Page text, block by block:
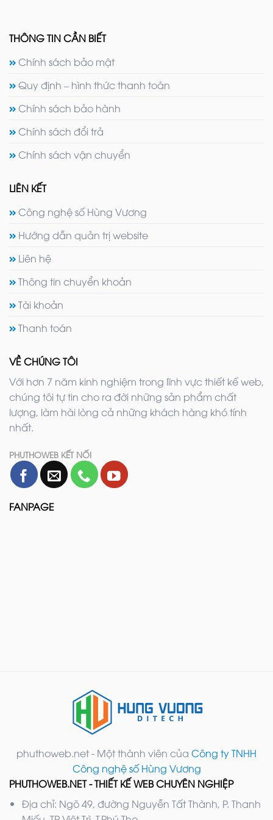
THÔNG TIN CẦN BIẾT
Chính sách bảo mật
Quy định – hình thức thanh toán
Chính sách bảo hành
Chính sách đổi trả
Chính sách vận chuyển
LIÊN KẾT
Công nghệ số Hùng Vương
Hướng dẫn quản trị website
Liên hệ
Thông tin chuyển khoản
Tài khoản
Thanh toán
VỀ CHÚNG TÔI
Với hơn 7 năm kinh nghiệm trong lĩnh vực thiết kế web,
chúng tôi tự tin cho ra đời những sản phẩm chất
lượng, làm hài lòng cả những khách hàng khó tính
nhất.
PHUTHOWEB KẾT NỐI
FANPAGE
phuthoweb.net - Một thành viên của Công ty TNHH
Công nghệ số Hùng Vương
PHUTHOWEB.NET - THIẾT KẾ WEB CHUYÊN NGHIỆP
Địa chỉ: Ngõ 49, đường Nguyễn Tất Thành, P. Thanh